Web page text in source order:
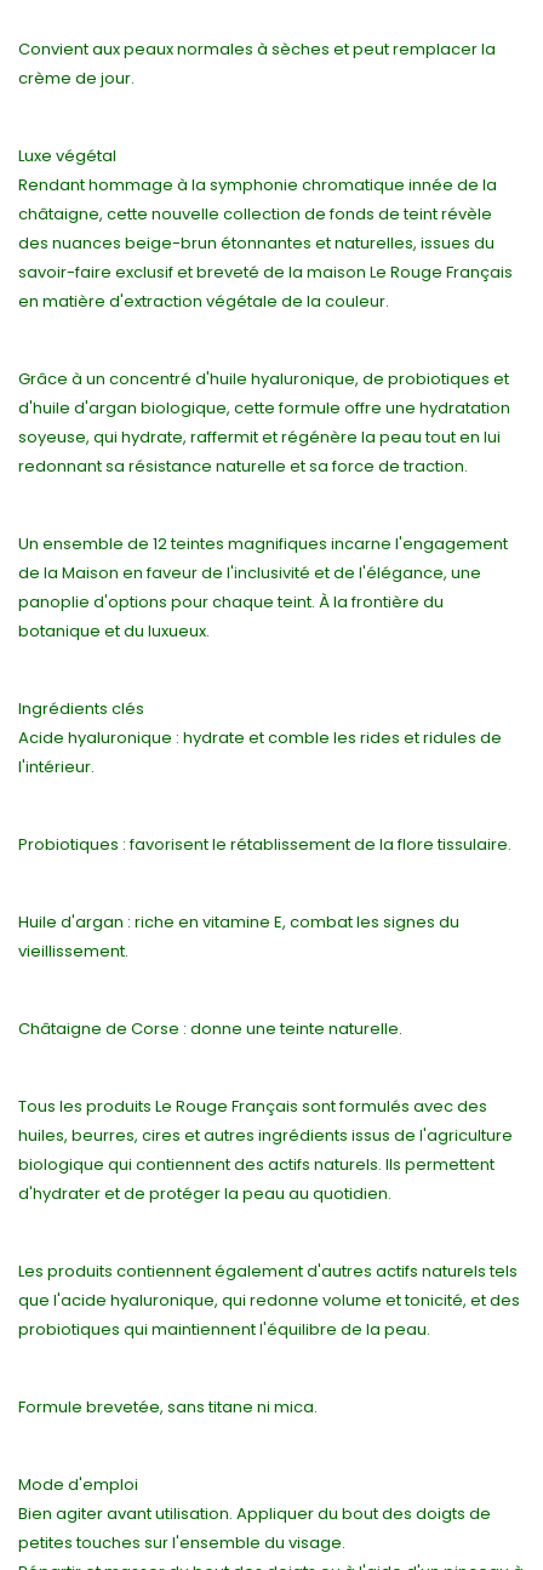
Convient aux peaux normales à sèches et peut remplacer la
crème de jour.
Luxe végétal
Rendant hommage à la symphonie chromatique innée de la
châtaigne, cette nouvelle collection de fonds de teint révèle
des nuances beige-brun étonnantes et naturelles, issues du
savoir-faire exclusif et breveté de la maison Le Rouge Français
en matière d'extraction végétale de la couleur.
Grâce à un concentré d'huile hyaluronique, de probiotiques et
d'huile d'argan biologique, cette formule offre une hydratation
soyeuse, qui hydrate, raffermit et régénère la peau tout en lui
redonnant sa résistance naturelle et sa force de traction.
Un ensemble de 12 teintes magnifiques incarne l'engagement
de la Maison en faveur de l'inclusivité et de l'élégance, une
panoplie d'options pour chaque teint. À la frontière du
botanique et du luxueux.
Ingrédients clés
Acide hyaluronique : hydrate et comble les rides et ridules de
l'intérieur.
Probiotiques : favorisent le rétablissement de la flore tissulaire.
Huile d'argan : riche en vitamine E, combat les signes du
vieillissement.
Châtaigne de Corse : donne une teinte naturelle.
Tous les produits Le Rouge Français sont formulés avec des
huiles, beurres, cires et autres ingrédients issus de l'agriculture
biologique qui contiennent des actifs naturels. Ils permettent
d'hydrater et de protéger la peau au quotidien.
Les produits contiennent également d'autres actifs naturels tels
que l'acide hyaluronique, qui redonne volume et tonicité, et des
probiotiques qui maintiennent l'équilibre de la peau.
Formule brevetée, sans titane ni mica.
Mode d'emploi
Bien agiter avant utilisation. Appliquer du bout des doigts de
petites touches sur l'ensemble du visage.